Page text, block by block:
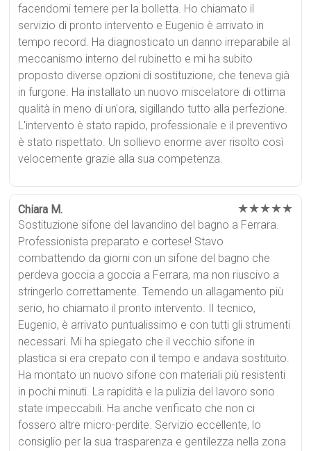
facendomi temere per la bolletta. Ho chiamato il
servizio di pronto intervento e Eugenio è arrivato in
tempo record. Ha diagnosticato un danno irreparabile al
meccanismo interno del rubinetto e mi ha subito
proposto diverse opzioni di sostituzione, che teneva già
in furgone. Ha installato un nuovo miscelatore di ottima
qualità in meno di un'ora, sigillando tutto alla perfezione.
L'intervento è stato rapido, professionale e il preventivo
è stato rispettato. Un sollievo enorme aver risolto così
velocemente grazie alla sua competenza.
Chiara M. ★★★★★
Sostituzione sifone del lavandino del bagno a Ferrara.
Professionista preparato e cortese! Stavo
combattendo da giorni con un sifone del bagno che
perdeva goccia a goccia a Ferrara, ma non riuscivo a
stringerlo correttamente. Temendo un allagamento più
serio, ho chiamato il pronto intervento. Il tecnico,
Eugenio, è arrivato puntualissimo e con tutti gli strumenti
necessari. Mi ha spiegato che il vecchio sifone in
plastica si era crepato con il tempo e andava sostituito.
Ha montato un nuovo sifone con materiali più resistenti
in pochi minuti. La rapidità e la pulizia del lavoro sono
state impeccabili. Ha anche verificato che non ci
fossero altre micro-perdite. Servizio eccellente, lo
consiglio per la sua trasparenza e gentilezza nella zona